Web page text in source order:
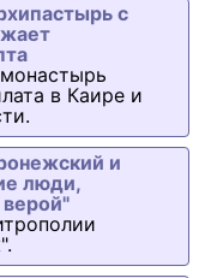
с
в Каире и
и
люди,